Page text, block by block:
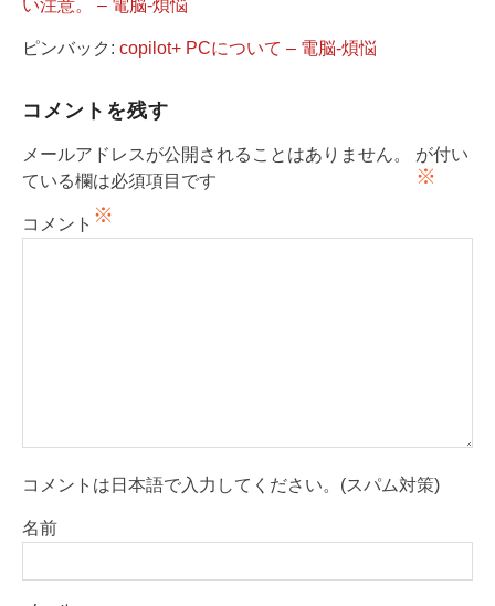
い注意。 – 電脳-煩悩
ピンバック: copilot+ PCについて – 電脳-煩悩
コメントを残す
メールアドレスが公開されることはありません。
※
が付い
ている欄は必須項目です
コメント ※
コメントは日本語で入力してください。(スパム対策)
名前